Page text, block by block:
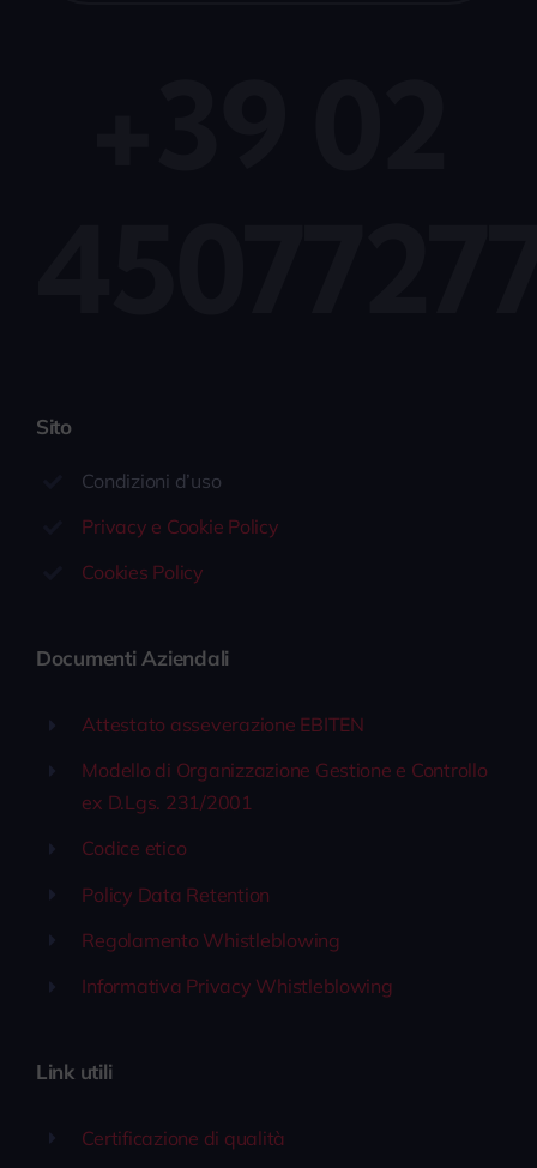
Sito
Condizioni d’uso
Privacy e Cookie Policy
Cookies Policy
Documenti Aziendali
Attestato asseverazione EBITEN
Modello di Organizzazione Gestione e Controllo
ex D.Lgs. 231/2001
Codice etico
Policy Data Retention
Regolamento Whistleblowing
Informativa Privacy Whistleblowing
Link utili
Certificazione di qualità